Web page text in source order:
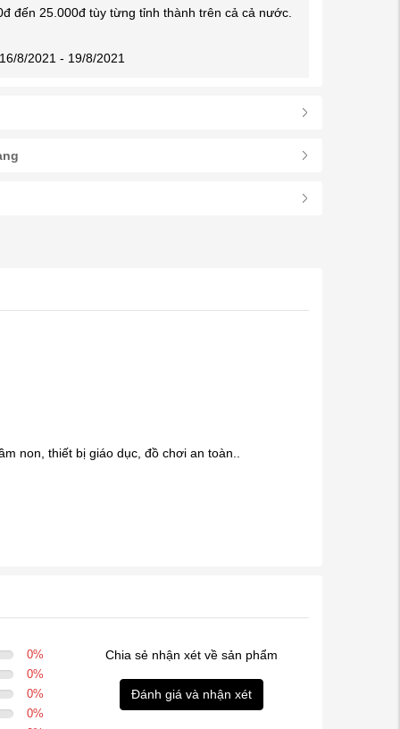
đến 25.000đ tùy từng tỉnh thành trên cả cả nước.
8/2021 - 19/8/2021
non, thiết bị giáo dục, đồ chơi an toàn..
0%
0%
0%
0%
Chia sẻ nhận xét về sản phẩm
Đánh giá và nhận xét